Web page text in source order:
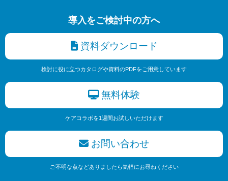
導入をご検討中の方へ
資料ダウンロード
検討に役に立つカタログや資料のPDFをご用意しています
無料体験
ケアコラボを1週間お試しいただけます
お問い合わせ
ご不明な点などありましたら気軽にお尋ねください